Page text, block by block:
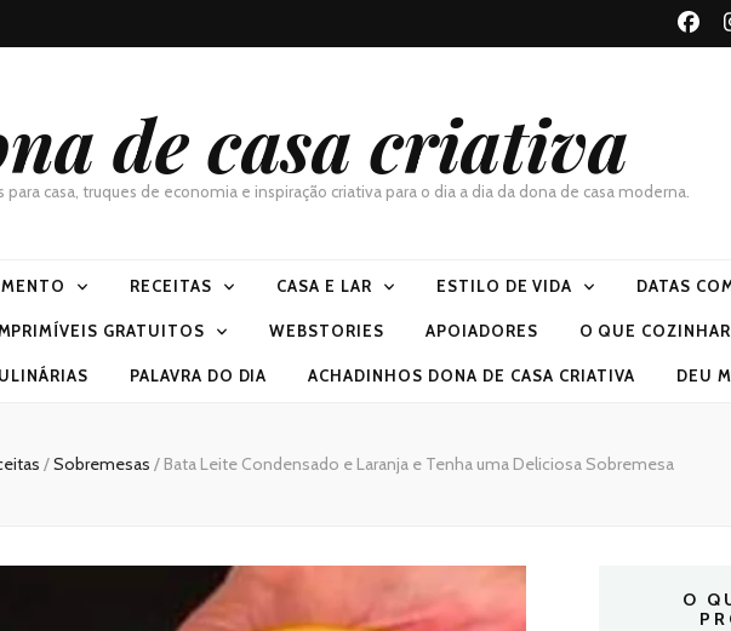
de casa criativa
para casa, truques de economia e inspiração criativa para o dia a dia da dona de casa moderna.
RECEITAS CASA E LAR ESTILO DE VIDA DATAS
GRATUITOS WEBSTORIES APOIADORES O QUE
PALAVRA DO DIA ACHADINHOS DONA DE CASA CRIATIVA DEU
/Sobremesas / Bata Leite Condensado e Laranja e Tenha uma Deliciosa Sobremesa
O